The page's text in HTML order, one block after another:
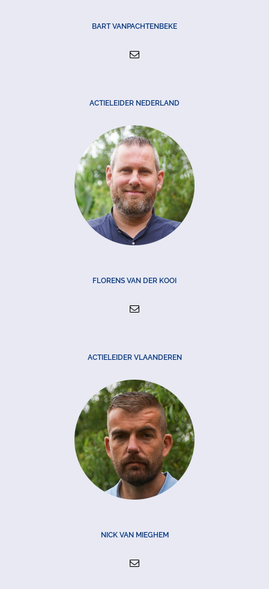
BART VANPACHTENBEKE
ACTIELEIDER NEDERLAND
FLORENS VAN DER KOOI
ACTIELEIDER VLAANDEREN
NICK VAN MIEGHEM